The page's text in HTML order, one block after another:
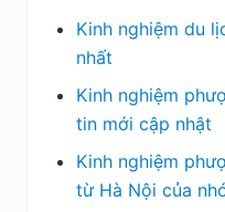
Kinh nghiệm du
nhất
Kinh nghiệm
tin mới cập nhật
Kinh nghiệm
từ Hà Nội của